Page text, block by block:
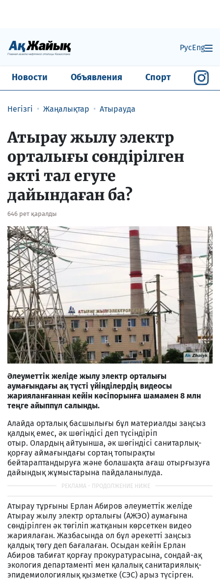
РусEng
Новости Объявления Спорт
Негізгі Жаңалықтар Атырауда
Атырау жылу электр
орталығы сөндірілген
әкті тал егуге
дайындаған ба?
646 рет қаралды
Әлеуметтік желіде жылу электр орталығы
аумағындағы ақ түсті үйінділердің видеосы
жарияланғаннан кейін кәсіпорынға шамамен 8 млн
теңге айыппұл салынды.
Алайда орталық басшылығы бұл материалды заңсыз
қалдық емес, әк шөгіндісі деп түсіндіріп
отыр. Олардың айтуынша, әк шөгіндісі санитарлық-
қорғау аймағындағы сортаң топырақты
бейтараптандыруға және болашақта ағаш отырғызуға
дайындық жұмыстарына пайдаланылуда.
Атырау тұрғыны Ерлан Абиров әлеуметтік желіде
Атырау жылу электр орталығы (АЖЭО) аумағына
сөндірілген әк төгіліп жатқанын көрсеткен видео
жариялаған. Жазбасында ол бұл әрекетті заңсыз
қалдық төгу деп бағалаған. Осыдан кейін Ерлан
Абиров табиғат қорғау прокуратурасына, сондай-ақ
экология департаменті мен қалалық санитариялық-
эпидемиологиялық қызметке (СЭС) арыз түсірген.